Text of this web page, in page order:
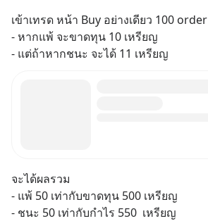
เข้าเทรด หน้า Buy อย่างเดียว 100 order
- หากแพ้ จะขาดทุน 10 เหรียญ
- แต่ถ้าหากชนะ จะได้ 11 เหรียญ
จะได้ผลรวม
- แพ้ 50 เท่ากับขาดทุน 500 เหรียญ
- ชนะ 50 เท่ากับกำไร 550  เหรียญ